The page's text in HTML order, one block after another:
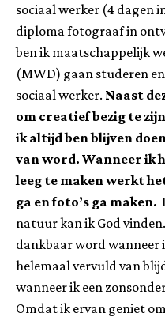
sociaal werker (4 dagen
diploma fotograaf in
ben ik maatschappelijk
(MWD) gaan studeren
sociaal werker. Naast
om creatief bezig te
ik altijd ben blijven
van word. Wanneer ik
leeg te maken werkt
ga en foto’s ga maken.
natuur kan ik God
dankbaar word wanneer
helemaal vervuld van
wanneer ik een
Omdat ik ervan geniet